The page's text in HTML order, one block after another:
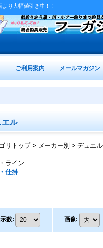
り大幅値引き中！！
ご利用案内 メールマガジン
エル
リトップ > メーカー別 > デュエル
ライン
仕掛
数: 画像: